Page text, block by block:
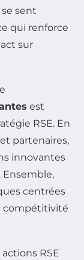
sent
qui renforce
sur
est
RSE. En
partenaires,
innovantes
centrées
compétitivité
RSE